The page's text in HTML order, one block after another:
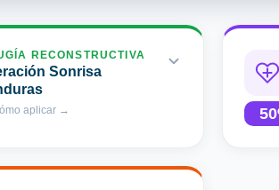
RECONSTRUCTIVA
Sonrisa
aplicar→ 50